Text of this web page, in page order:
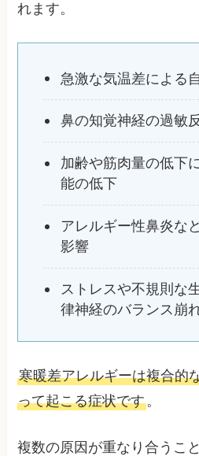
れます。
急激な気温差による
鼻の知覚神経の過敏
加齢や筋肉量の低下
能の低下
アレルギー性鼻炎な
影響
ストレスや不規則な
律神経のバランス崩
寒暖差アレルギーは複合的
って起こる症状です。
複数の原因が重なり合うこ